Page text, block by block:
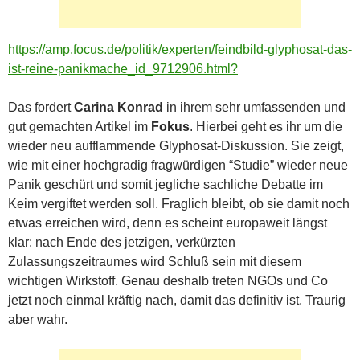
https://amp.focus.de/politik/experten/feindbild-glyphosat-das-
ist-reine-panikmache_id_9712906.html?
Das fordertCarina Konrad in ihrem sehr umfassenden und
gut gemachten Artikel im Fokus. Hierbei geht es ihr um die
wieder neu aufflammende Glyphosat-Diskussion. Sie zeigt,
wie mit einer hochgradig fragwürdigen “Studie” wieder neue
Panik geschürt und somit jegliche sachliche Debatte im
Keim vergiftet werden soll. Fraglich bleibt, ob sie damit noch
etwas erreichen wird, denn es scheint europaweit längst
klar: nach Ende des jetzigen, verkürzten
Zulassungszeitraumes wird Schluß sein mit diesem
wichtigen Wirkstoff. Genau deshalb treten NGOs und Co
jetzt noch einmal kräftig nach, damit das definitiv ist. Traurig
aber wahr.